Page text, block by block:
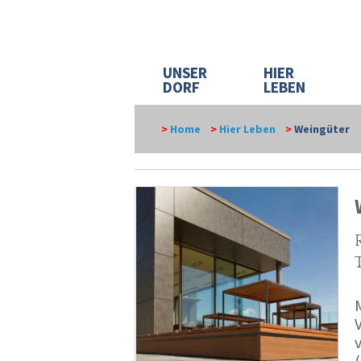
UNSER
DORF
HIER
LEBEN
> Home > Hier Leben >Weingüter